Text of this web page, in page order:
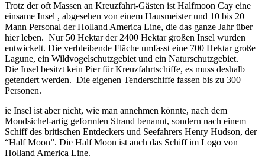
Trotz der oft Massen an Kreuzfahrt-Gästen ist Halfmoon Cay eine
einsame Insel , abgesehen von einem Hausmeister und 10 bis 20
Mann Personal der Holland America Line, die das ganze Jahr über
hier leben. Nur 50 Hektar der 2400 Hektar großen Insel wurden
entwickelt. Die verbleibende Fläche umfasst eine 700 Hektar große
Lagune, ein Wildvogelschutzgebiet und ein Naturschutzgebiet.
Die Insel besitzt kein Pier für Kreuzfahrtschiffe, es muss deshalb
getendert werden. Die eigenen Tenderschiffe fassen bis zu 300
Personen.
ie Insel ist aber nicht, wie man annehmen könnte, nach dem
Mondsichel-artig geformten Strand benannt, sondern nach einem
Schiff des britischen Entdeckers und Seefahrers Henry Hudson, der
“Half Moon”. Die Half Moon ist auch das Schiff im Logo von
Holland America Line.